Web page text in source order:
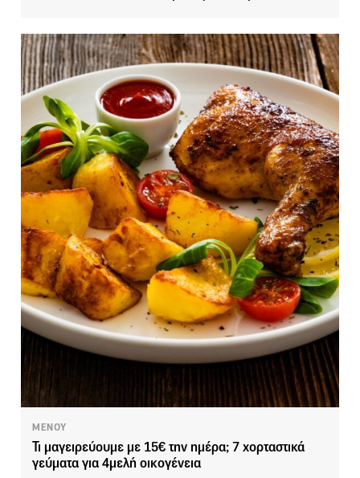
ΜΕΝΟΥ
Τι μαγειρεύουμε με 15€ την ημέρα; 7 χορταστικά
γεύματα για 4μελή οικογένεια